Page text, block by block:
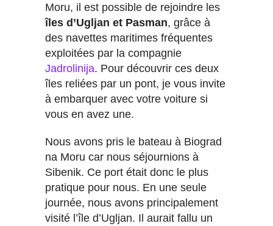
Moru, il est possible de rejoindre les
îles d’Ugljan et Pasman, grâce à
des navettes maritimes fréquentes
exploitées par la compagnie
Jadrolinija. Pour découvrir ces deux
îles reliées par un pont, je vous invite
à embarquer avec votre voiture si
vous en avez une.
Nous avons pris le bateau à Biograd
na Moru car nous séjournions à
Sibenik. Ce port était donc le plus
pratique pour nous. En une seule
journée, nous avons principalement
visité l’île d’Ugljan. Il aurait fallu un